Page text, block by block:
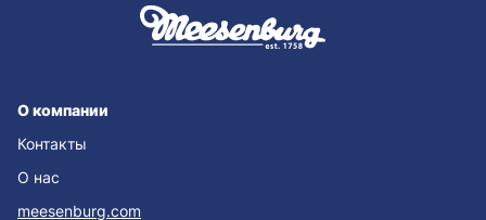
О компании
Контакты
О нас
meesenburg.com